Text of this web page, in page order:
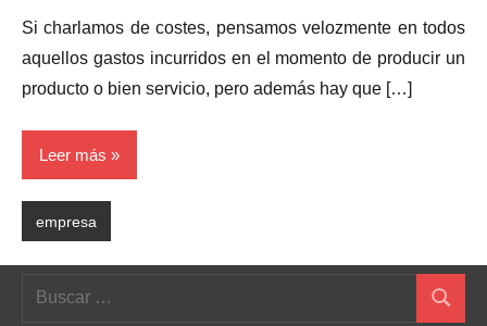
Si charlamos de costes, pensamos velozmente en todos
aquellos gastos incurridos en el momento de producir un
producto o bien servicio, pero además hay que […]
Leer más
empresa
Buscar